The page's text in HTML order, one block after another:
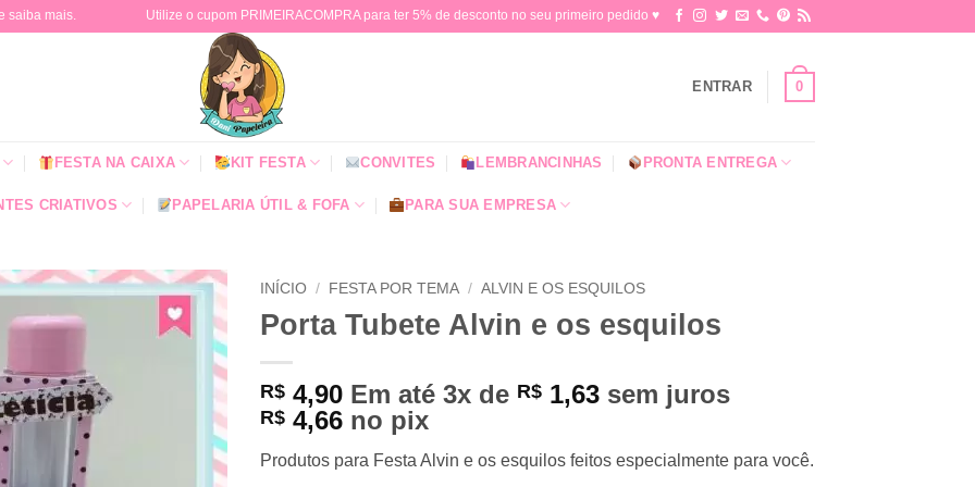
saiba mais. Utilize o cupom PRIMEIRACOMPRA para ter 5% de desconto no seu primeiro pedido ♥​
ENTRAR 0
FESTA NA CAIXA KIT FESTA CONVITES LEMBRANCINHAS PRONTA ENTREGA
CRIATIVOS PAPELARIA ÚTIL & FOFA PARA SUA EMPRESA
INÍCIO / FESTA POR TEMA / ALVIN E OS ESQUILOS
Porta Tubete Alvin e os esquilos
R$ 4,90 Em até 3x de R$ 1,63 sem juros
R$ 4,66 no pix
Produtos para Festa Alvin e os esquilos feitos especialmente para você.